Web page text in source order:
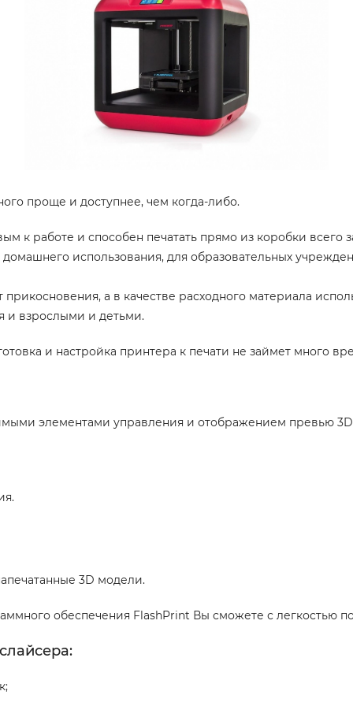
проще и доступнее, чем когда-либо.
к работе и способен печатать прямо из коробки всего
использования, для образовательных
а в качестве расходного материала
и взрослыми и детьми.
и настройка принтера к печати не займет много
элементами управления и отображением превью
3D модели.
обеспечения FlashPrint Вы сможете с легкостью